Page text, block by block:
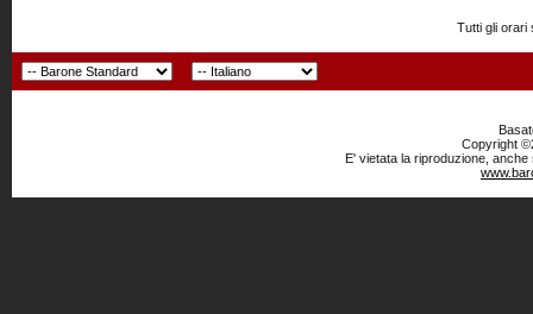
Tutti gli orari
Copyright
E' vietata la riproduzione,